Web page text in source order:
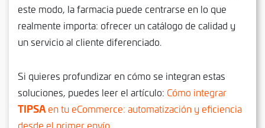
este modo, la farmacia puede centrarse en lo que
realmente importa: ofrecer un catálogo de calidad y
un servicio al cliente diferenciado.
Si quieres profundizar en cómo se integran estas
soluciones, puedes leer el artículo: Cómo integrar
TIPSA en tu eCommerce: automatización y eficiencia
desde el primer envío.